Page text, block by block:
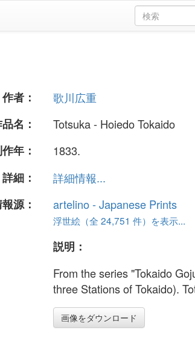
作者：
歌川広重
名：
Totsuka - Hoiedo Tokaido
年：
1833.
詳細：
詳細情報...
源：
artelino - Japanese Prints
浮世絵（全 24,751 件）を表示...
説明：
From the series "Tokaido
three Stations of Tokaido).
画像をダウンロード